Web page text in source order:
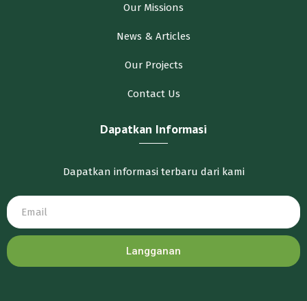
Our Missions
News & Articles
Our Projects
Contact Us
Dapatkan Informasi
Dapatkan informasi terbaru dari kami
Langganan